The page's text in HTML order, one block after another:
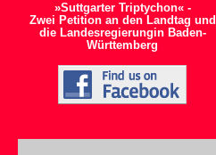
»Suttgarter Triptychon« -
Zwei Petition an den Landtag und
die Landesregierungin Baden-
Württemberg